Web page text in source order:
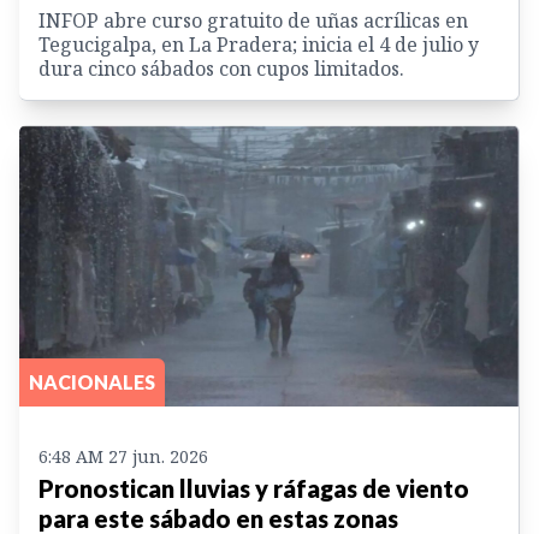
INFOP abre curso gratuito de uñas acrílicas en
Tegucigalpa, en La Pradera; inicia el 4 de julio y
dura cinco sábados con cupos limitados.
NACIONALES
6:48 AM 27 jun. 2026
Pronostican lluvias y ráfagas de viento
para este sábado en estas zonas